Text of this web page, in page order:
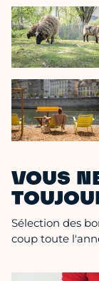
VOUS
Sélection des
coup toute